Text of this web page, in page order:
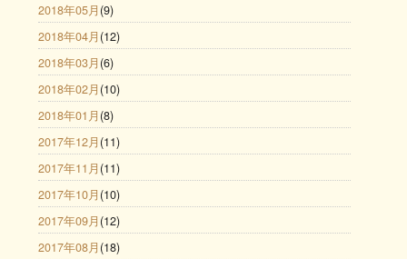
2018年05月 (9)
2018年04月 (12)
2018年03月 (6)
2018年02月 (10)
2018年01月 (8)
2017年12月 (11)
2017年11月 (11)
2017年10月 (10)
2017年09月 (12)
2017年08月 (18)